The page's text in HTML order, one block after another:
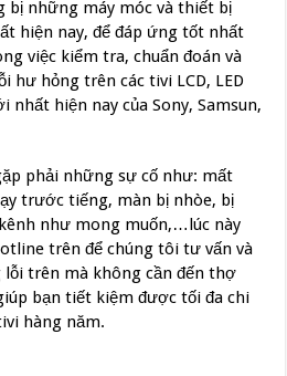
bị những máy móc và thiết bị
hiện nay, để đáp ứng tốt nhất
việc kiểm tra, chuẩn đoán và
hư hỏng trên các tivi LCD, LED
nhất hiện nay của Sony, Samsun,
phải những sự cố như: mất
trước tiếng, màn bị nhòe, bị
như mong muốn,…lúc này
trên để chúng tôi tư vấn và
trên mà không cần đến thợ
bạn tiết kiệm được tối đa chi
hàng năm.